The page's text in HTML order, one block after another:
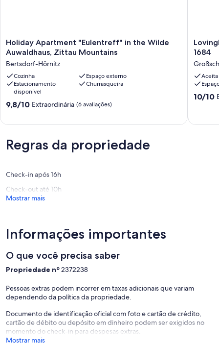
Holiday
Apartment
in
the
Wilde
Auwaldhaus,
Zittau
Holiday Apartment "Eulentreff" in the Wilde
Auwaldhaus, Zittau Mountains
Bertsdorf-Hörnitz
Cozinha
Espaço externo
Estacionamento
disponível
Churrasqueira
9.8
(6
avaliações)
9,8/10 Extraordinária (6 avaliações)
Lovingly
restored
house
from
1684
1684
10.0
10/10
Regras da propriedade
Check-in após 16h
Check-out até 10h
Mostrar mais
Informações importantes
O que você precisa saber
Propriedade nº2372238
Pessoas extras podem incorrer em taxas adicionais que variam
dependendo da política da propriedade.
Documento de identificação oficial com foto e cartão de crédito,
cartão de débito ou depósito em dinheiro podem ser exigidos no
momento do check-in para despesas extras.
Mostrar mais